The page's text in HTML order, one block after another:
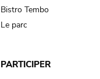
Bistro Tembo
Le parc
PARTICIPER